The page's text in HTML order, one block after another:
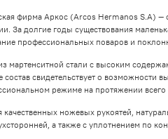
фирма Аркос (Arcos Hermanos S.A) —
За долгие годы существования
профессиональных поваров и
мартенситной стали с высоким
состав свидетельствует о
режиме на протяжении всего
ножевых рукоятей,
а также с уплотнением по